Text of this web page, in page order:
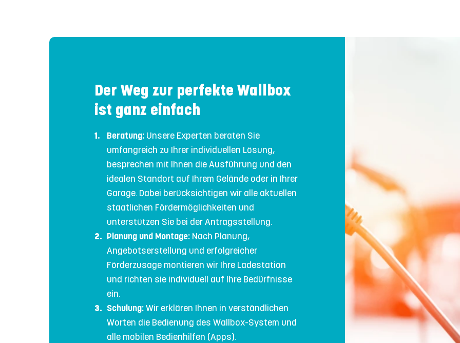
Der Weg zur perfekte Wallbox
ist ganz einfach
Beratung: Unsere Experten beraten Sie
umfangreich zu Ihrer individuellen Lösung,
besprechen mit Ihnen die Ausführung und den
idealen Standort auf Ihrem Gelände oder in Ihrer
Garage. Dabei berücksichtigen wir alle aktuellen
staatlichen Fördermöglichkeiten und
unterstützen Sie bei der Antragsstellung.
Planung und Montage: Nach Planung,
Angebotserstellung und erfolgreicher
Förderzusage montieren wir Ihre Ladestation
und richten sie individuell auf Ihre Bedürfnisse
ein.
Schulung: Wir erklären Ihnen in verständlichen
Worten die Bedienung des Wallbox-System und
alle mobilen Bedienhilfen (Apps).